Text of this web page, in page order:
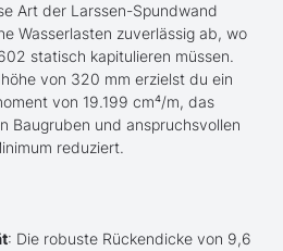
Art der Larssen-Spundwand
Wasserlasten zuverlässig ab, wo
statisch kapitulieren müssen.
von 320 mm erzielst du ein
von 19.199 cm⁴/m, das
Baugruben und anspruchsvollen
reduziert.
: Die robuste Rückendicke von 9,6